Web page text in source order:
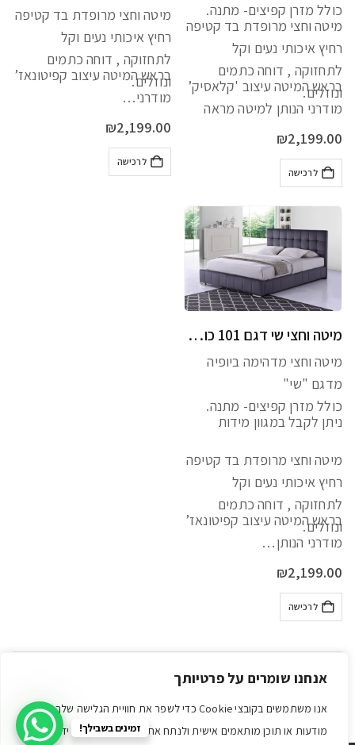
אנחנו שומרים על פרטיותך
אנו משתמשים בקובצי Cookie כדי לשפר את חוויית הגלישה שלך, להציג
מודעות או תוכן מותאמים אישית ולנתח את התנועה שלנו. על ידי לחיצה
כולל מזרן קפיצים- מתנה.
מיטה וחצי מרופדת בד קטיפה
רחיץ איכותי נעים וקל
לתחזוקה , דוחה כתמים
ונוזלים.
בראש המיטה עיצוב 'קלאסיק’
מודרני הנותן למיטה מראה
מלכותי…₪2,199.00
לרכישה
מיטה וחצי מרופדת בד קטיפה
רחיץ איכותי נעים וקל
לתחזוקה , דוחה כתמים
ונוזלים.
בראש המיטה עיצוב קפיטונאז’
מודרני…
₪2,199.00
לרכישה
מיטה וחצי שי דגם 101 כולל מזרן מתנה
מיטה וחצי מדהימה ביופיה
מדגם "שי"
כולל מזרן קפיצים- מתנה.
ניתן לקבל במגוון מידות
מיטה וחצי מרופדת בד קטיפה
רחיץ איכותי נעים וקל
לתחזוקה , דוחה כתמים
ונוזלים.
בראש המיטה עיצוב קפיטונאז’
מודרני הנותן…
₪2,199.00
לרכישה
זמינים בשבילך!